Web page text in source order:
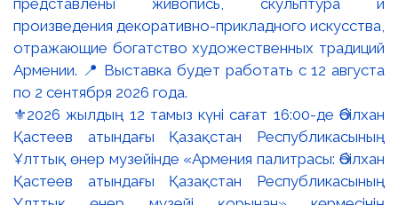
⚜️2026 жылдың 12 тамыз күні сағат 16:00-де Әбілхан
Қастеев атындағы Қазақстан Республикасының
Ұлттық өнер музейінде «Армения палитрасы: Әбілхан
Қастеев атындағы Қазақстан Республикасының